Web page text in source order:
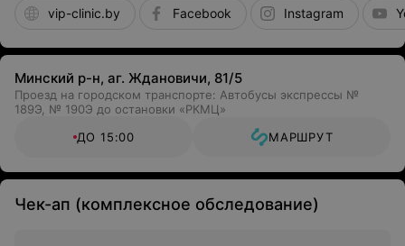
vip-clinic.by Facebook Instagram
Минский р-н, аг. Ждановичи, 81/5
Проезд на городском транспорте: Автобусы экспрессы №
189Э, № 190Э до остановки «РКМЦ»
ДО 15:00
МАРШРУТ
Чек-ап (комплексное обследование)